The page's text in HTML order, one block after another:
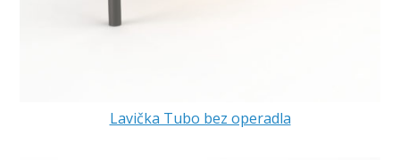
Lavička Tubo bez operadla